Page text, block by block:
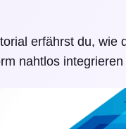
erfährst du, wie
nahtlos integrieren